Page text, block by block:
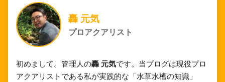
轟 元気
プロアクアリスト
初めまして。管理人の轟 元気です。当ブログは現役プロ
アクアリストである私が実践的な「水草水槽の知識」